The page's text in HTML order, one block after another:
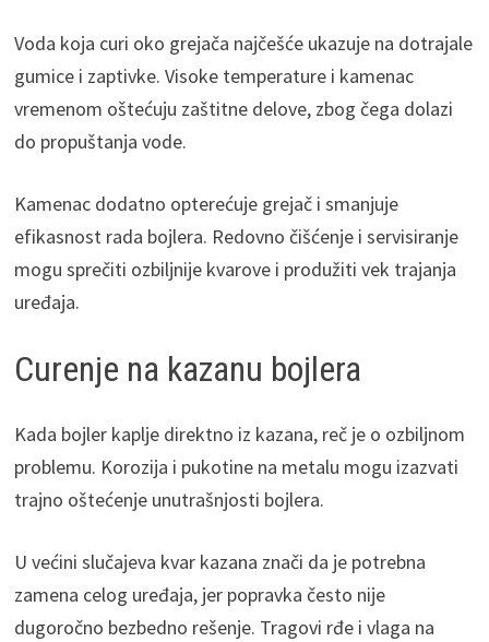
Voda koja curi oko grejača najčešće ukazuje na dotrajale
gumice i zaptivke. Visoke temperature i kamenac
vremenom oštećuju zaštitne delove, zbog čega dolazi
do propuštanja vode.
Kamenac dodatno opterećuje grejač i smanjuje
efikasnost rada bojlera. Redovno čišćenje i servisiranje
mogu sprečiti ozbiljnije kvarove i produžiti vek trajanja
uređaja.
Curenje na kazanu bojlera
Kada bojler kaplje direktno iz kazana, reč je o ozbiljnom
problemu. Korozija i pukotine na metalu mogu izazvati
trajno oštećenje unutrašnjosti bojlera.
U većini slučajeva kvar kazana znači da je potrebna
zamena celog uređaja, jer popravka često nije
dugoročno bezbedno rešenje. Tragovi rđe i vlaga na